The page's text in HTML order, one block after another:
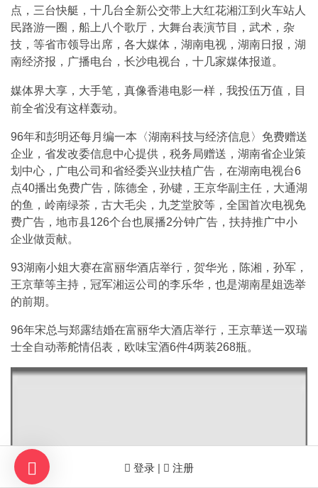
点，三台快艇，十几台全新公交带上大红花湘江到火车站人
民路游一圈，船上八个歌厅，大舞台表演节目，武术，杂
技，等省市领导出席，各大媒体，湖南电视，湖南日报，湖
南经济报，广播电台，长沙电视台，十几家媒体报道。
媒体界大享，大手笔，真像香港电影一样，我投伍万值，目
前全省没有这样轰动。
96年和彭明还每月编一本〈湖南科技与经济信息〉免费赠送
企业，省发改委信息中心提供，税务局赠送，湖南省企业策
划中心，广电公司和省经委兴业扶植广告，在湖南电视台6
点40播出免费广告，陈德全，孙键，王京华副主任，大通湖
的鱼，岭南绿茶，古大毛尖，九芝堂胶等，全国首次电视免
费广告，地市县126个台也展播2分钟广告，扶持推广中小
企业做贡献。
93湖南小姐大赛在富丽华酒店举行，贺华光，陈湘，孙军，
王京華等主持，冠军湘运公司的李乐华，也是湖南星姐选举
的前期。
96年宋总与郑露结婚在富丽华大酒店举行，王京華送一双瑞
士全自动蒂舵情侣表，欧味宝酒6件4两装268瓶。
登录 | 注册